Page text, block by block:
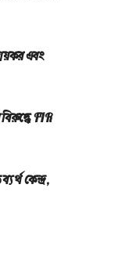
এবং
FIR
কেন্দ্র,